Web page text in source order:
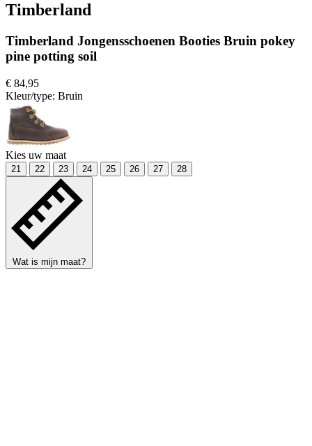
Timberland
Timberland Jongensschoenen Booties Bruin pokey
pine potting soil
€ 84,95
Kleur/type: Bruin
Kies uw maat
21 22 23 24 25 26 27 28
Wat is mijn maat?